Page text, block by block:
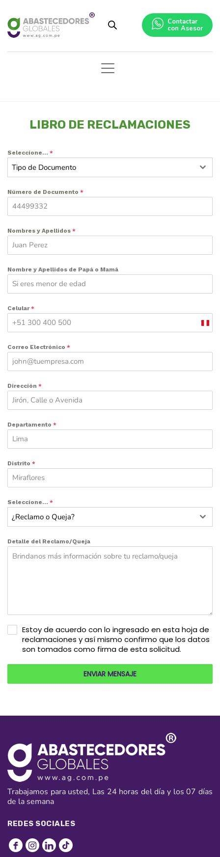
Contactar
con Asesor
LIBRO DE RECLAMACIONES
Seleccione... *
Tipo de Documento
Número de Documento *
Nombres y Apellidos *
Nombre y Apellidos de Papá o Mamá
Celular*
Peru
+51
Correo Electrónico *
Dirección *
Departamento *
Distrito *
Seleccione... *
¿Reclamo o Queja?
Detalle del Reclamo/Queja
Estoy de acuerdo con lo ingresado en esta hoja de
reclamaciones y así mismo confirmo que los datos
son tomados como firma de esta solicitud.
ENVIAR MENSAJE
Trabajamos para usted, Las 24 horas del día y los 07 días
de la semana
REDES SOCIALES